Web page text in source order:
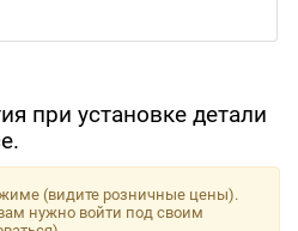
при установке детали
(видите розничные цены).
нужно войти под своим